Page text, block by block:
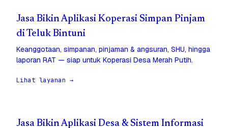
Jasa Bikin Aplikasi Koperasi Simpan Pinjam
di Teluk Bintuni
Keanggotaan, simpanan, pinjaman & angsuran, SHU, hingga
laporan RAT — siap untuk Koperasi Desa Merah Putih.
Lihat layanan →
Jasa Bikin Aplikasi Desa & Sistem Informasi